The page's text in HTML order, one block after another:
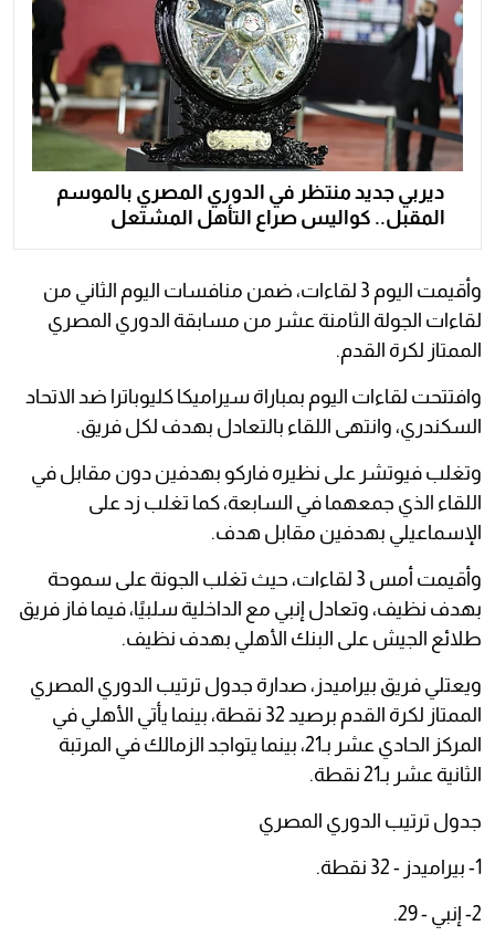
ديربي جديد منتظر في الدوري المصري بالموسم
المقبل.. كواليس صراع التأهل المشتعل
وأقيمت اليوم 3 لقاءات، ضمن منافسات اليوم الثاني من
لقاءات الجولة الثامنة عشر من مسابقة الدوري المصري
الممتاز لكرة القدم.
وافتتحت لقاءات اليوم بمباراة سيراميكا كليوباترا ضد الاتحاد
السكندري، وانتهى اللقاء بالتعادل بهدف لكل فريق.
وتغلب فيوتشر على نظيره فاركو بهدفين دون مقابل في
اللقاء الذي جمعهما في السابعة، كما تغلب زد على
الإسماعيلي بهدفين مقابل هدف.
وأقيمت أمس 3 لقاءات، حيث تغلب الجونة على سموحة
بهدف نظيف، وتعادل إنبي مع الداخلية سلبيًا، فيما فاز فريق
طلائع الجيش على البنك الأهلي بهدف نظيف.
ويعتلي فريق بيراميدز، صدارة جدول ترتيب الدوري المصري
الممتاز لكرة القدم برصيد 32 نقطة، بينما يأتي الأهلي في
المركز الحادي عشر بـ21، بينما يتواجد الزمالك في المرتبة
الثانية عشر بـ21 نقطة.
جدول ترتيب الدوري المصري
1- بيراميدز - 32 نقطة.
2- إنبي - 29.